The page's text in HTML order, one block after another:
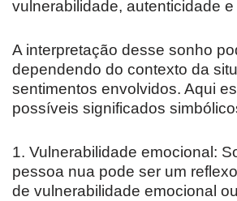
vulnerabilidade, autenticidade
A interpretação desse sonho
dependendo do contexto da
sentimentos envolvidos. Aqui
possíveis significados
1. Vulnerabilidade emocional:
pessoa nua pode ser um
de vulnerabilidade emocional